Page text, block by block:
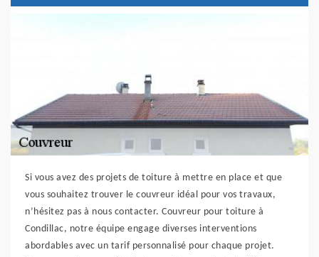
Si vous avez des projets de toiture à mettre en place et que
vous souhaitez trouver le couvreur idéal pour vos travaux,
n’hésitez pas à nous contacter. Couvreur pour toiture à
Condillac, notre équipe engage diverses interventions
abordables avec un tarif personnalisé pour chaque projet.